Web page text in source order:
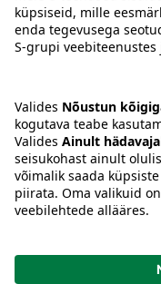
Tingimused
Keel:ETENRU